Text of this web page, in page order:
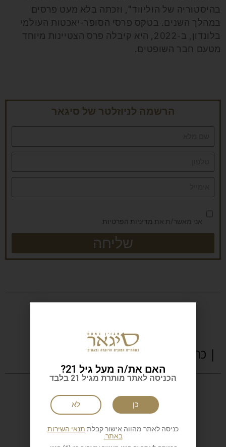
בהיסטוריה של הוליווד", וזכתה בלא מעט פרסים
במהלך השנים. בטקס פרסי הסופר-יאכטות העולמי
בלונדון, ב-2022, היא קיבלה פרס הצטיינות מיוחד
מטעם חבר השופטים.
הרשמה לניוזלטר של סיגאר
אני מאשר/ת את מדיניות הפרטיות
שליחה
| כתבות נוספות
האם את/ה מעל גיל 21?
הכניסה לאתר מותרת מגיל 21 בלבד
לא כן
כניסה לאתר מהווה אישור קבלת תנאי השירות
באתר.